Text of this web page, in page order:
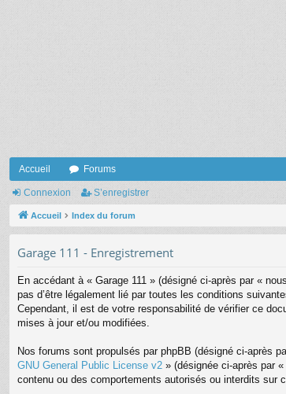
Accueil Forums
Connexion S’enregistrer
Accueil Index du forum
Garage 111 - Enregistrement
En accédant à « Garage 111 » (désigné ci-après par «
pas d’être légalement lié par toutes les conditions
Cependant, il est de votre responsabilité de vérifier ce
mises à jour et/ou modifiées.
Nos forums sont propulsés par phpBB (désigné ci-après
GNU General Public License v2 » (désignée ci-après par
contenu ou des comportements autorisés ou interdits